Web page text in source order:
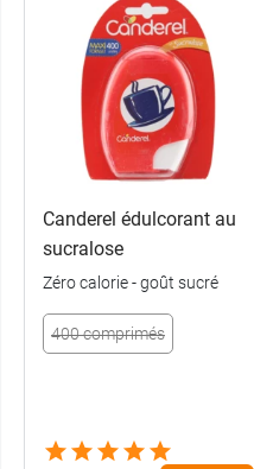
Conditionnement :
Poids net : 18 g.
Canderel édulcorant au
sucralose
Zéro calorie - goût sucré
400 comprimés